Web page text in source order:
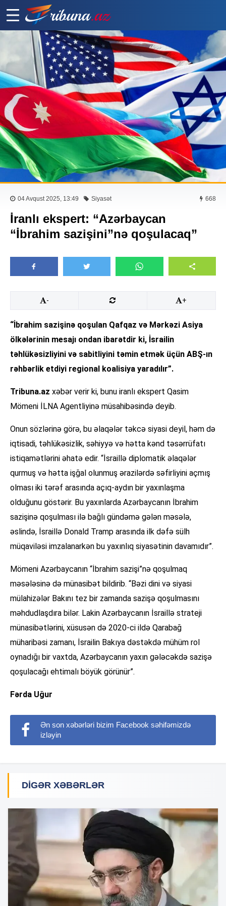
04 Avqust 2025, 13:49 Siyasət 668
İranlı ekspert: “Azərbaycan
“İbrahim sazişini”nə qoşulacaq”
- +
“İbrahim sazişinə qoşulan Qafqaz və Mərkəzi Asiya
ölkələrinin mesajı ondan ibarətdir ki, İsrailin
təhlükəsizliyini və sabitliyini təmin etmək üçün ABŞ-ın
rəhbərlik etdiyi regional koalisiya yaradılır”.
Tribuna.az xəbər verir ki, bunu iranlı ekspert Qasim
Mömeni İLNA Agentliyinə müsahibəsində deyib.
Onun sözlərinə görə, bu əlaqələr təkcə siyasi deyil, həm də
iqtisadi, təhlükəsizlik, səhiyyə və hətta kənd təsərrüfatı
istiqamətlərini əhatə edir. “İsraillə diplomatik əlaqələr
qurmuş və hətta işğal olunmuş ərazilərdə səfirliyini açmış
olması iki tərəf arasında açıq-aydın bir yaxınlaşma
olduğunu göstərir. Bu yaxınlarda Azərbaycanın İbrahim
sazişinə qoşulması ilə bağlı gündəmə gələn məsələ,
əslində, İsraillə Donald Tramp arasında ilk dəfə sülh
müqaviləsi imzalanarkən bu yaxınlıq siyasətinin davamıdır”.
Mömeni Azərbaycanın “İbrahim sazişi”nə qoşulmaq
məsələsinə də münasibət bildirib. “Bəzi dini və siyasi
mülahizələr Bakını tez bir zamanda sazişə qoşulmasını
məhdudlaşdıra bilər. Lakin Azərbaycanın İsraillə strateji
münasibətlərini, xüsusən də 2020-ci ildə Qarabağ
müharibəsi zamanı, İsrailin Bakıya dəstəkdə mühüm rol
oynadığı bir vaxtda, Azərbaycanın yaxın gələcəkdə sazişə
qoşulacağı ehtimalı böyük görünür”.
Fərda Uğur
Ən son xəbərləri bizim Facebook səhifəmizdə
izləyin
DIGƏR XƏBƏRLƏR